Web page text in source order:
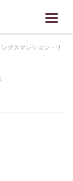
グスマンション - リ